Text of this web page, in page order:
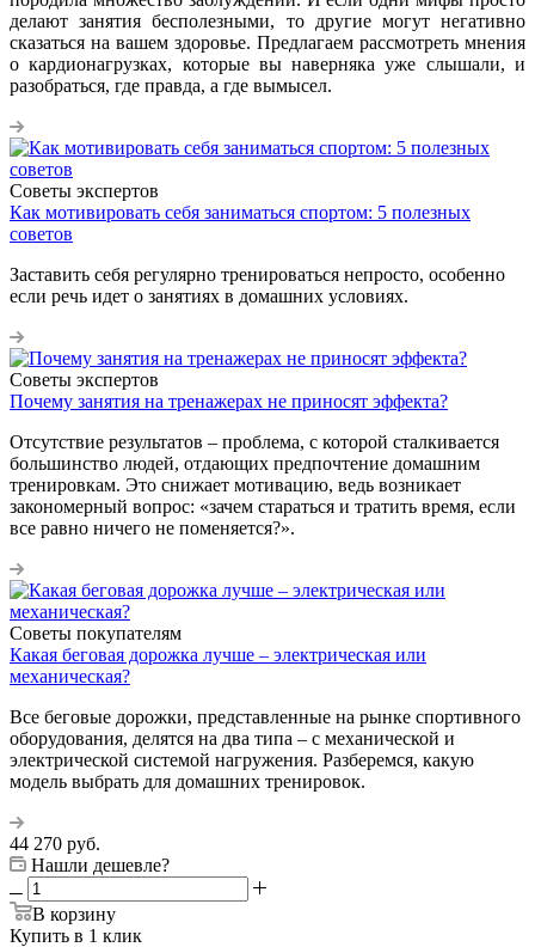
делают занятия бесполезными, то другие могут негативно
сказаться на вашем здоровье. Предлагаем рассмотреть мнения
о кардионагрузках, которые вы наверняка уже слышали, и
разобраться, где правда, а где вымысел.
Советы экспертов
Как мотивировать себя заниматься спортом: 5 полезных
советов
Заставить себя регулярно тренироваться непросто, особенно
если речь идет о занятиях в домашних условиях.
Советы экспертов
Почему занятия на тренажерах не приносят эффекта?
Отсутствие результатов – проблема, с которой сталкивается
большинство людей, отдающих предпочтение домашним
тренировкам. Это снижает мотивацию, ведь возникает
закономерный вопрос: «зачем стараться и тратить время, если
все равно ничего не поменяется?».
Советы покупателям
Какая беговая дорожка лучше – электрическая или
механическая?
Все беговые дорожки, представленные на рынке спортивного
оборудования, делятся на два типа – с механической и
электрической системой нагружения. Разберемся, какую
модель выбрать для домашних тренировок.
44 270 руб.
Нашли дешевле?
В корзину
Купить в 1 клик